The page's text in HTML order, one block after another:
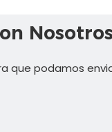
Nosotros
podamos